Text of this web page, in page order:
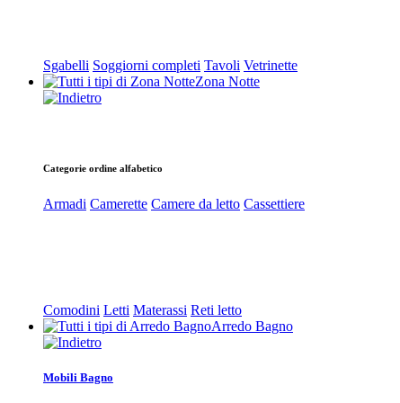
Sgabelli Soggiorni completi Tavoli Vetrinette
Zona Notte
Categorie ordine alfabetico
Armadi Camerette Camere da letto Cassettiere
Comodini Letti Materassi Reti letto
Arredo Bagno
Mobili Bagno